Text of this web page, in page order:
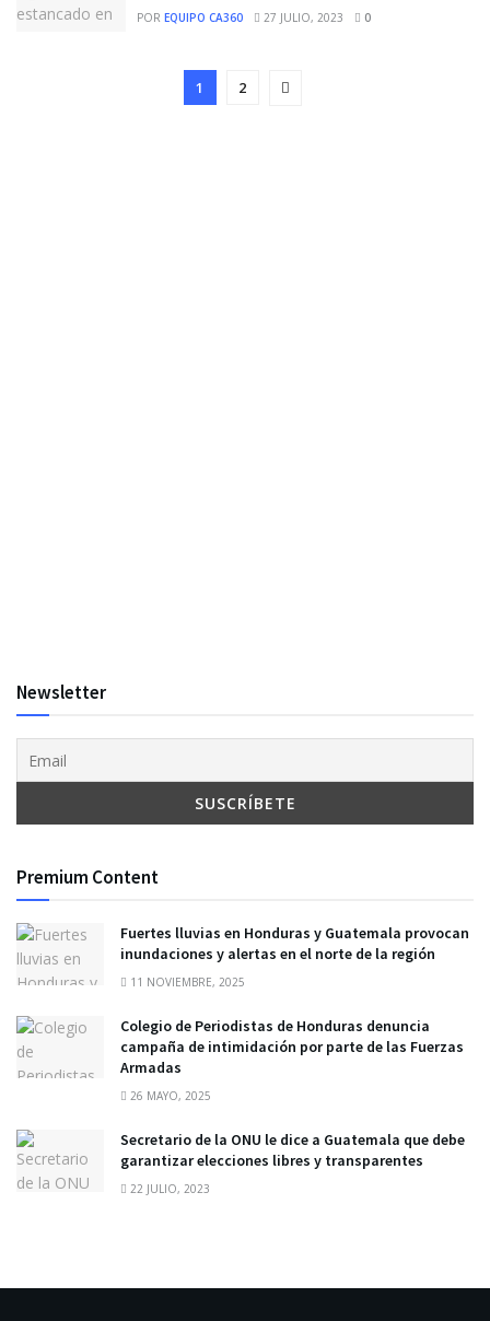
POR EQUIPO CA360 27 JULIO, 2023 0
1 2
Newsletter
Premium Content
Fuertes lluvias en Honduras y Guatemala provocan
inundaciones y alertas en el norte de la región
11 NOVIEMBRE, 2025
Colegio de Periodistas de Honduras denuncia
campaña de intimidación por parte de las Fuerzas
Armadas
26 MAYO, 2025
Secretario de la ONU le dice a Guatemala que debe
garantizar elecciones libres y transparentes
22 JULIO, 2023